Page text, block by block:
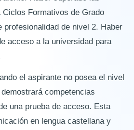
Ciclos Formativos de Grado
profesionalidad de nivel 2. Haber
acceso a la universidad para
el aspirante no posea el nivel
competencias
una prueba de acceso. Esta
en lengua castellana y